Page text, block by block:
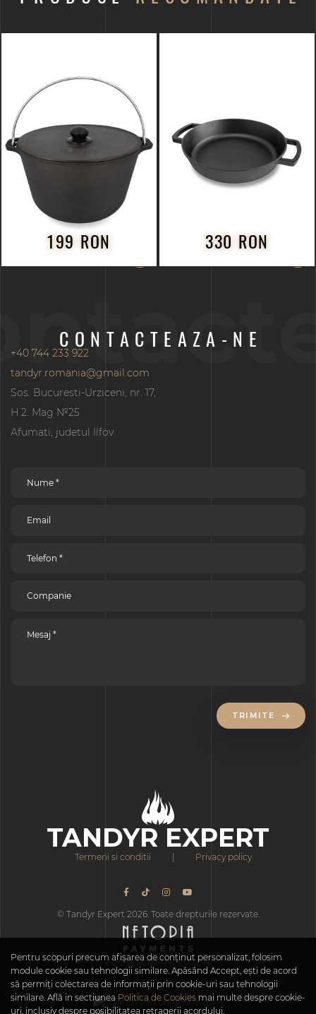
199 RON 330 RON
CONTACTEAZA-NE
+40 744 233 922
tandyr.romania@gmail.com
Sos. Bucuresti-Urziceni, nr. 17,
H 2. Mag №25
Afumati, judetul Ilfov
TRIMITE
TANDYR EXPERT
Termeni si conditii | Privacy policy
© Tandyr Expert 2026. Toate drepturile rezervate.
by S1TEMAKER & S3N1CH
Pentru scopuri precum afișarea de conținut personalizat, folosim
module cookie sau tehnologii similare. Apăsând Accept, ești de acord
să permiți colectarea de informații prin cookie-uri sau tehnologii
similare. Află in sectiunea Politica de Cookies mai multe despre cookie-
uri, inclusiv despre posibilitatea retragerii acordului.